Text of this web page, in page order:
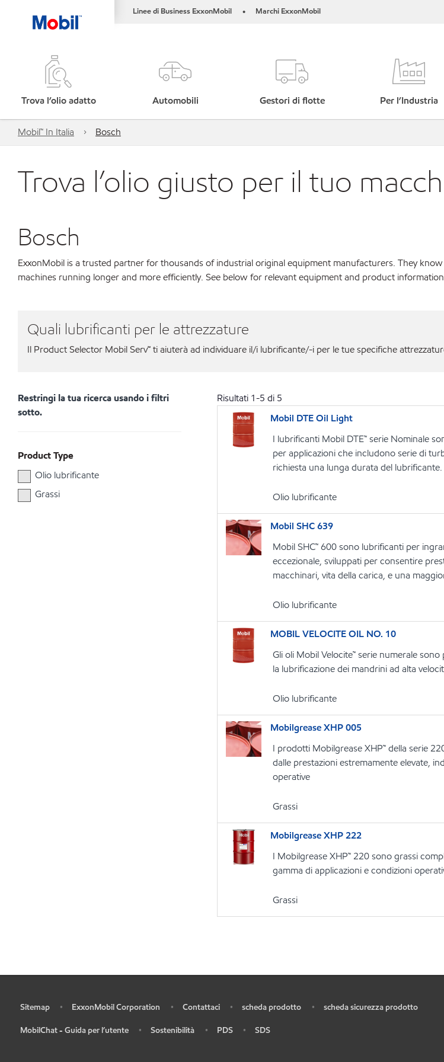
Linee di Business ExxonMobil • Marchi ExxonMobil
Trova l’olio adatto Automobili Gestori di flotte Per l’Industria
Mobil™ In Italia Bosch
Trova l’olio giusto per il tuo
Bosch
ExxonMobil is a trusted partner for thousands of industrial original equipment manufacturers. They
machines running longer and more efficiently. See below for relevant equipment and product
Quali lubrificanti per le attrezzature
Il Product Selector Mobil Serv℠ ti aiuterà ad individuare il/i lubrificante/-i per le tue specifiche
Restringi la tua ricerca usando i filtri
sotto.
Product Type
Olio lubrificante
Grassi
Risultati 1-5 di 5
Mobil DTE Oil Light
I lubrificanti Mobil DTE™ serie Nominale
per applicazioni che includono serie di
richiesta una lunga durata del lubrificante.
Olio lubrificante
Mobil SHC 639
Mobil SHC™ 600 sono lubrificanti per
eccezionale, sviluppati per consentire
macchinari, vita della carica, e una
Olio lubrificante
MOBIL VELOCITE OIL NO. 10
Gli oli Mobil Velocite™ serie numerale
la lubrificazione dei mandrini ad alta
Olio lubrificante
Mobilgrease XHP 005
I prodotti Mobilgrease XHP™ della serie
dalle prestazioni estremamente elevate,
operative
Grassi
Mobilgrease XHP 222
I Mobilgrease XHP™ 220 sono grassi
gamma di applicazioni e condizioni
Grassi
Sitemap • ExxonMobil Corporation • Contattaci • scheda prodotto • scheda sicurezza prodotto
MobilChat - Guida per l’utente • Sostenibilità • PDS • SDS